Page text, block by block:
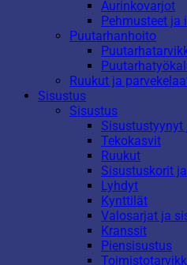
Aurinkovarjot
Pehmusteet ja
Puutarhanhoito
Ruukut ja
Sisustus
Sisustus
Sisustustyynyt
Tekokasvit
Ruukut
Sisustuskorit
Lyhdyt
Kynttilät
Valosarjat ja
Kranssit
Piensisustus